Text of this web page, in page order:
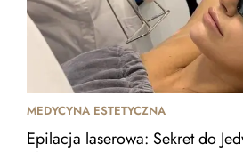
MEDYCYNA ESTETYCZNA
Epilacja laserowa: Sekret do